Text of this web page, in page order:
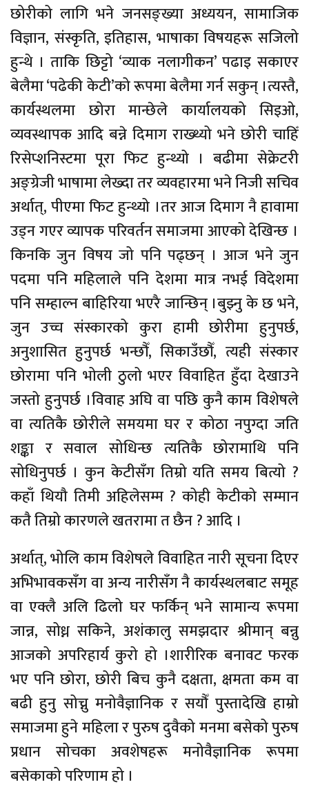
छोरीको लागि भने जनसङ्ख्या अध्ययन, सामाजिक
विज्ञान, संस्कृति, इतिहास, भाषाका विषयहरू सजिलो
हुन्थे । ताकि छिट्टो ‘व्याक नलागीकन’ पढाइ सकाएर
बेलैमा ‘पढेकी केटी’को रूपमा बेलैमा गर्न सकुन् ।त्यस्तै,
कार्यस्थलमा छोरा मान्छेले कार्यालयको सिइओ,
व्यवस्थापक आदि बन्ने दिमाग राख्थ्यो भने छोरी चाहिँ
रिसेप्शनिस्टमा पूरा फिट हुन्थ्यो । बढीमा सेक्रेटरी
अङ्ग्रेजी भाषामा लेख्दा तर व्यवहारमा भने निजी सचिव
अर्थात्, पीएमा फिट हुन्थ्यो ।तर आज दिमाग नै हावामा
उड्न गएर व्यापक परिवर्तन समाजमा आएको देखिन्छ ।
किनकि जुन विषय जो पनि पढ्छन् । आज भने जुन
पदमा पनि महिलाले पनि देशमा मात्र नभई विदेशमा
पनि सम्हाल्न बाहिरिया भएरै जान्छिन् ।बुझ्नु के छ भने,
जुन उच्च संस्कारको कुरा हामी छोरीमा हुनुपर्छ,
अनुशासित हुनुपर्छ भन्छौँ, सिकाउँछौँ, त्यही संस्कार
छोरामा पनि भोली ठुलो भएर विवाहित हुँदा देखाउने
जस्तो हुनुपर्छ ।विवाह अघि वा पछि कुनै काम विशेषले
वा त्यतिकै छोरीले समयमा घर र कोठा नपुग्दा जति
शङ्का र सवाल सोधिन्छ त्यतिकै छोरामाथि पनि
सोधिनुपर्छ । कुन केटीसँग तिम्रो यति समय बित्यो ?
कहाँ थियौ तिमी अहिलेसम्म ? कोही केटीको सम्मान
कतै तिम्रो कारणले खतरामा त छैन ? आदि ।
अर्थात्, भोलि काम विशेषले विवाहित नारी सूचना दिएर
अभिभावकसँग वा अन्य नारीसँग नै कार्यस्थलबाट समूह
वा एक्लै अलि ढिलो घर फर्किन् भने सामान्य रूपमा
जान्न, सोध्न सकिने, अशंकालु समझदार श्रीमान् बन्नु
आजको अपरिहार्य कुरो हो ।शारीरिक बनावट फरक
भए पनि छोरा, छोरी बिच कुनै दक्षता, क्षमता कम वा
बढी हुनु सोच्नु मनोवैज्ञानिक र सयौँ पुस्तादेखि हाम्रो
समाजमा हुने महिला र पुरुष दुवैको मनमा बसेको पुरुष
प्रधान सोचका अवशेषहरू मनोवैज्ञानिक रूपमा
बसेकाको परिणाम हो ।